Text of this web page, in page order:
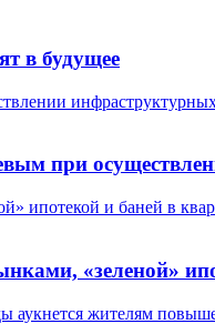
в будущее
при
ипотекой и баней в
«зеленой»
аукнется жителям